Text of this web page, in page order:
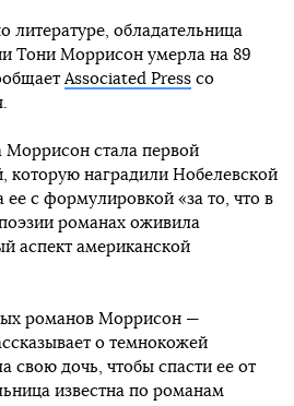
литературе, обладательница
Тони Моррисон умерла на 89
Associated Press со
Моррисон стала первой
наградили Нобелевской
с формулировкой «за то, что в
романах оживила
аспект американской
романов Моррисон —
о темнокожей
свою дочь, чтобы спасти ее от
известна по романам